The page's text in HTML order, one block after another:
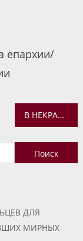
епархии/
В НЕКРАСОВСКОЙ БИБЛИОТЕКЕ СОСТОИТСЯ ЛЕКЦИЯ «РОССИЯ ГЛАЗАМИ ИНОСТРАНЦЕВ: ИСТОРИЯ ОДНОГО ЗНАМЕНИТОГО ПУТЕШЕСТВИЯ»
Найти:
ДЛЯ
МИРНЫХ